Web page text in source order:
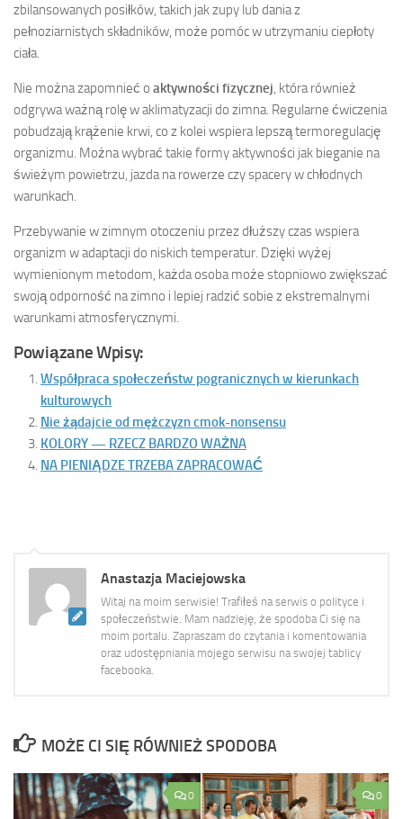
zbilansowanych posiłków, takich jak zupy lub dania z
pełnoziarnistych składników, może pomóc w utrzymaniu ciepłoty
ciała.
Nie można zapomnieć o aktywności fizycznej, która również
odgrywa ważną rolę w aklimatyzacji do zimna. Regularne ćwiczenia
pobudzają krążenie krwi, co z kolei wspiera lepszą termoregulację
organizmu. Można wybrać takie formy aktywności jak bieganie na
świeżym powietrzu, jazda na rowerze czy spacery w chłodnych
warunkach.
Przebywanie w zimnym otoczeniu przez dłuższy czas wspiera
organizm w adaptacji do niskich temperatur. Dzięki wyżej
wymienionym metodom, każda osoba może stopniowo zwiększać
swoją odporność na zimno i lepiej radzić sobie z ekstremalnymi
warunkami atmosferycznymi.
Powiązane Wpisy:
Współpraca społeczeństw pogranicznych w kierunkach
kulturowych
Nie żądajcie od mężczyzn cmok-nonsensu
KOLORY — RZECZ BARDZO WAŻNA
NA PIENIĄDZE TRZEBA ZAPRACOWAĆ
Anastazja Maciejowska
Witaj na moim serwisie! Trafiłeś na serwis o polityce i
społeczeństwie. Mam nadzieję, że spodoba Ci się na
moim portalu. Zapraszam do czytania i komentowania
oraz udostępniania mojego serwisu na swojej tablicy
facebooka.
MOŻE CI SIĘ RÓWNIEŻ SPODOBA
0 0